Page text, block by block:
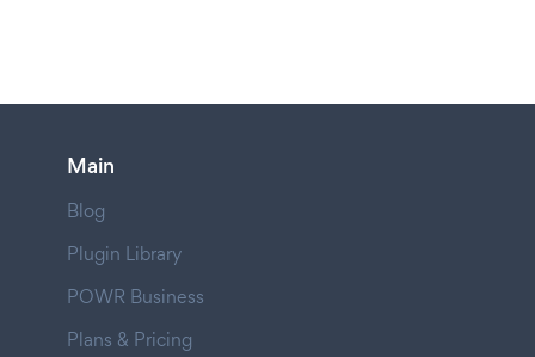
Main
Blog
Plugin Library
POWR Business
Plans & Pricing